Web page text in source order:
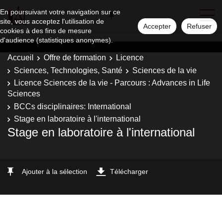
En poursuivant votre navigation sur ce
site, vous acceptez l'utilisation de
cookies à des fins de mesure
d'audience (statistiques anonymes).
Accepter Refuser
Accueil Offre de formation
Licence
Sciences, Technologies, Santé
Sciences de la vie
Licence Sciences de la vie - Parcours : Advances in Life
Sciences
BCCs disciplinaires: International
Stage en laboratoire à l'international
Stage en laboratoire à l'international
Ajouter à la sélection Télécharger